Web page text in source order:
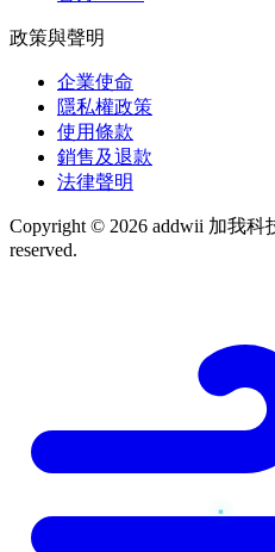
政策與聲明
企業使命
隱私權政策
使用條款
銷售及退款
法律聲明
Copyright © 2026 addwii 加我
reserved.